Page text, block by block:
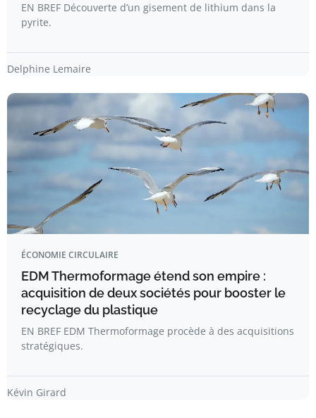
EN BREF Découverte d’un gisement de lithium dans la
pyrite.
Delphine Lemaire
ÉCONOMIE CIRCULAIRE
EDM Thermoformage étend son empire :
acquisition de deux sociétés pour booster le
recyclage du plastique
EN BREF EDM Thermoformage procède à des acquisitions
stratégiques.
Kévin Girard